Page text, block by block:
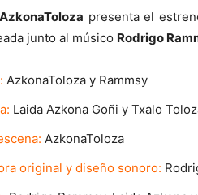
presenta el
junto al músico Rodrigo
AzkonaToloza y Rammsy
Laida Azkona Goñi y Txalo
AzkonaToloza
original y diseño sonoro: